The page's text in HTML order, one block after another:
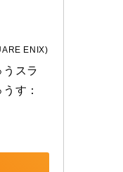
ENIX)
スラ
す：